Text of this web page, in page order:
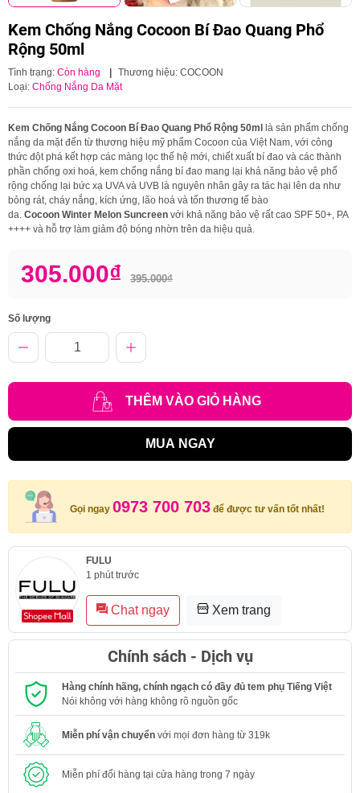
Kem Chống Nắng Cocoon Bí Đao Quang Phổ
Rộng 50ml
Tình trạng: Còn hàng | Thương hiệu: COCOON
Loại: Chống Nắng Da Mặt
Kem Chống Nắng Cocoon Bí Đao Quang Phổ Rộng 50ml là sản phẩm chống
nắng da mặt đến từ thương hiệu mỹ phẩm Cocoon của Việt Nam, với công
thức đột phá kết hợp các màng lọc thế hệ mới, chiết xuất bí đao và các thành
phần chống oxi hoá, kem chống nắng bí đao mang lại khả năng bảo vệ phổ
rộng chống lại bức xạ UVA và UVB là nguyên nhân gây ra tác hại lên da như
bỏng rát, cháy nắng, kích ứng, lão hoá và tổn thương tế bào
da. Cocoon Winter Melon Suncreen với khả năng bảo vệ rất cao SPF 50+, PA
++++ và hỗ trợ làm giảm độ bóng nhờn trên da hiệu quả.
305.000₫ 395.000₫
Số lượng
THÊM VÀO GIỎ HÀNG
MUA NGAY
Gọi ngay 0973 700 703 để được tư vấn tốt nhất!
FULU
1 phút trước
Chat ngay Xem trang
Chính sách - Dịch vụ
Hàng chính hãng, chính ngạch có đầy đủ tem phụ Tiếng Việt
Nói không với hàng không rõ nguồn gốc
Miễn phí vận chuyển với mọi đơn hàng từ 319k
Miễn phí đổi hàng tại cửa hàng trong 7 ngày